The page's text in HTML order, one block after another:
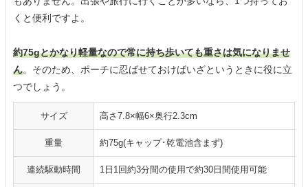
くと便利ですよ。
約75gとかなり軽量なので常に持ち歩いても重さは気になりませ
ん。そのため、ポーチに忍ばせておけばいざというときに役に立
つでしょう。
サイズ 高さ7.8×幅6×奥行2.3cm
重量 約75g(キャップ･乾電池含まず)
連続駆動時間 1日1回約3分間の使用で約30日間使用可能